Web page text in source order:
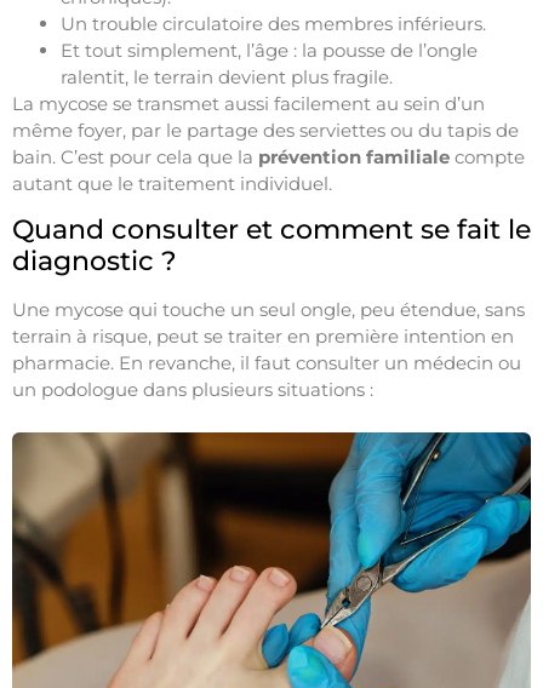
Un trouble circulatoire des membres inférieurs.
Et tout simplement, l’âge : la pousse de l’ongle
ralentit, le terrain devient plus fragile.
La mycose se transmet aussi facilement au sein d’un
même foyer, par le partage des serviettes ou du tapis de
bain. C’est pour cela que la prévention familiale compte
autant que le traitement individuel.
Quand consulter et comment se fait le
diagnostic ?
Une mycose qui touche un seul ongle, peu étendue, sans
terrain à risque, peut se traiter en première intention en
pharmacie. En revanche, il faut consulter un médecin ou
un podologue dans plusieurs situations :